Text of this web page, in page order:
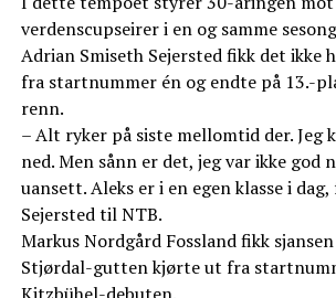
verdenscupseirer i en og samme
Adrian Smiseth Sejersted fikk det ikke
fra startnummer én og endte på 13.-
renn.
– Alt ryker på siste mellomtid der. Jeg
ned. Men sånn er det, jeg var ikke god
uansett. Aleks er i en egen klasse i
Sejersted til NTB.
Markus Nordgård Fossland fikk
Stjørdal-gutten kjørte ut fra